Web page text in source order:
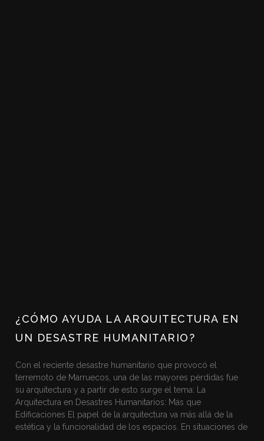
¿CÓMO AYUDA LA ARQUITECTURA EN
UN DESASTRE HUMANITARIO?
Con el reciente desastre humanitario que provocó el
terremoto de Marruecos, una de las mayores pérdidas fue
su arquitectura y a partir de esto surge el tema: La
Arquitectura en Desastres Humanitarios: Más que
Edificaciones El papel de la arquitectura va más allá de la
estética y la funcionalidad de los espacios. En situaciones de